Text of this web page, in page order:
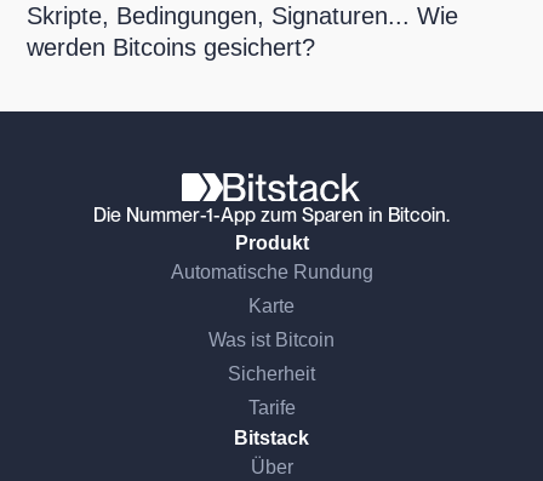
Skripte, Bedingungen, Signaturen... Wie
werden Bitcoins gesichert?
Die Nummer-1-App zum Sparen in Bitcoin.
Produkt
Automatische Rundung
Karte
Was ist Bitcoin
Sicherheit
Tarife
Bitstack
Über